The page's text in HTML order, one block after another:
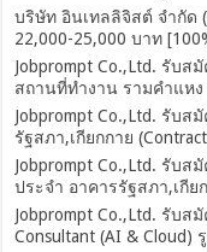
บริษัท อินเทลลิจิสต์ จำกัด
22,000-25,000 บาท
Jobprompt Co.,Ltd. รับส
สถานที่ทำงาน รามคำแห
Jobprompt Co.,Ltd. รับส
รัฐสภา,เกียกกาย
Jobprompt Co.,Ltd. รับส
ประจำ อาคารรัฐสภา,เกีย
Jobprompt Co.,Ltd. รับสมั
Consultant (AI & Cloud)